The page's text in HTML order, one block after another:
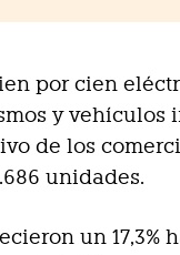
por cien
y vehículos
de los
unidades.
un 17,3%